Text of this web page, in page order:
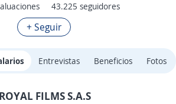
43.225 seguidores
+ Seguir
Entrevistas Beneficios Fotos
FILMS S.A.S